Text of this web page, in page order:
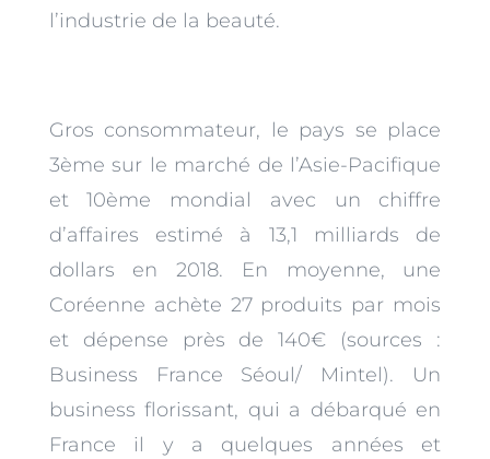
l’industrie de la beauté.
Gros consommateur, le pays se place
3ème sur le marché de l’Asie-Pacifique
et 10ème mondial avec un chiffre
d’affaires estimé à 13,1 milliards de
dollars en 2018. En moyenne, une
Coréenne achète 27 produits par mois
et dépense près de 140€ (sources :
Business France Séoul/ Mintel). Un
business florissant, qui a débarqué en
France il y a quelques années et